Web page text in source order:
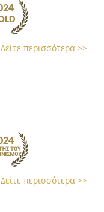
Δείτε περισσότερα >>
Δείτε περισσότερα >>